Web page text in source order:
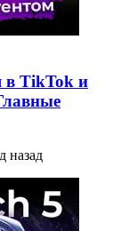
в TikTok и
назад